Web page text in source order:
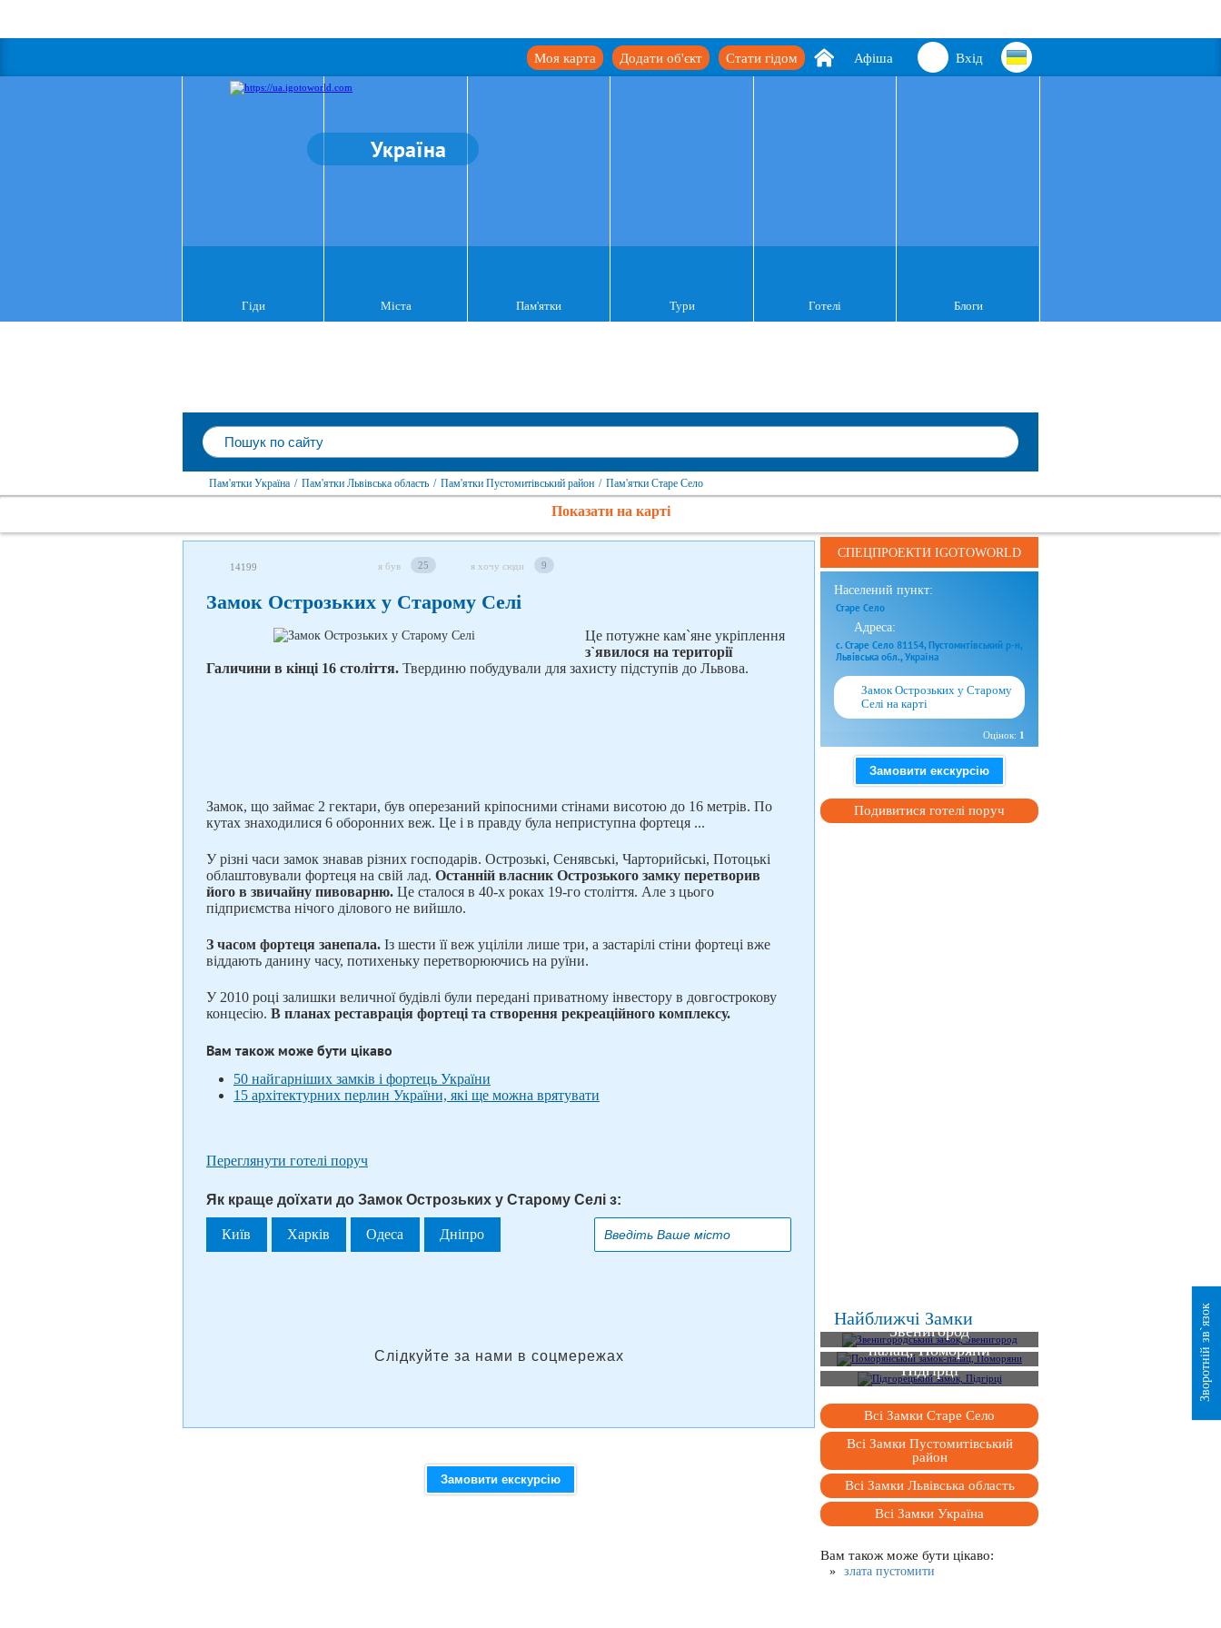
Вхід
Афіша
Стати гідом
Додати об'єкт
Моя карта
Україна
Гіди Міста Пам'ятки Тури Готелі Блоги
Пам'ятки Україна / Пам'ятки Львівська область / Пам'ятки Пустомитівський район / Пам'ятки Старе Село
Показати на карті
14199 я був 25 я хочу сюди 9
Замок Острозьких у Старому Селі
Це потужне кам`яне укріплення
з`явилося на території
Галичини в кінці 16 століття. Твердиню побудували для захисту підступів до Львова.
Замок, що займає 2 гектари, був оперезаний кріпосними стінами висотою до 16 метрів. По
кутах знаходилися 6 оборонних веж. Це і в правду була неприступна фортеця ...
У різні часи замок знавав різних господарів. Острозькі, Сенявські, Чарторийські, Потоцькі
облаштовували фортеця на свій лад. Останній власник Острозького замку перетворив
його в звичайну пивоварню. Це сталося в 40-х роках 19-го століття. Але з цього
підприємства нічого ділового не вийшло.
З часом фортеця занепала. Із шести її веж уціліли лише три, а застарілі стіни фортеці вже
віддають данину часу, потихеньку перетворюючись на руїни.
У 2010 році залишки величної будівлі були передані приватному інвестору в довгострокову
концесію. В планах реставрація фортеці та створення рекреаційного комплексу.
Вам також може бути цікаво
50 найгарніших замків і фортець України
15 архітектурних перлин України, які ще можна врятувати
Переглянути готелі поруч
Як краще доїхати до Замок Острозьких у Старому Селі з:
Київ Харків Одеса Дніпро
Слідкуйте за нами в соцмережах
Замовити екскурсію
СПЕЦПРОЕКТИ IGOTOWORLD
Населений пункт:
Старе Село
Адреса:
с. Старе Село 81154, Пустомитівський р-н,
Львівська обл., Україна
Замок Острозьких у Старому
Селі на карті
Оцінок: 1
Замовити екскурсію
Подивитися готелі поруч
Найближчі Замки
Звенигородський замок,
Звенигород
Поморянський замок-
палац, Поморяни
Підгорецький замок,
Підгірці
Всі Замки Старе Село
Всі Замки Пустомитівський
район
Всі Замки Львівська область
Всі Замки Україна
Вам також може бути цікаво:
злата пустомити
Зворотній зв`язок